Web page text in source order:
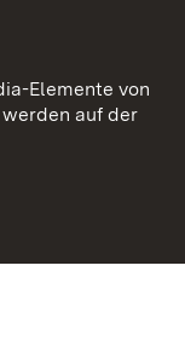
Elemente von
auf der